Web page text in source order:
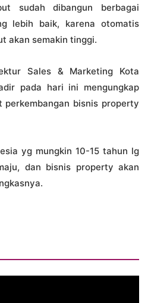
sudah dibangun berbagai
lebih baik, karena otomatis
akan semakin tinggi.
Sales & Marketing Kota
pada hari ini mengungkap
perkembangan bisnis property
yg mungkin 10-15 tahun lg
dan bisnis property akan